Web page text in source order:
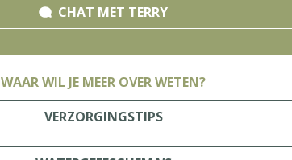
CHAT MET TERRY
WAAR WIL JE MEER OVER WETEN?
VERZORGINGSTIPS